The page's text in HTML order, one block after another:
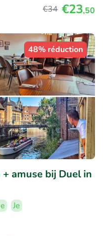
€34 €23,50
48% réduction
amuse bij Duel in
Je